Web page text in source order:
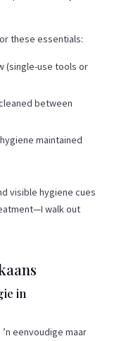
these essentials:
(single-use tools or
between
maintained
visible hygiene cues
walk out
in
eenvoudige maar